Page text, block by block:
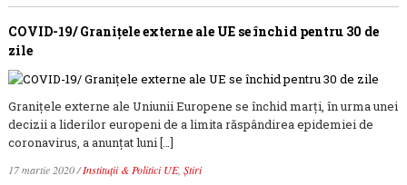
COVID-19/ Granițele externe ale UE se închid pentru 30 de
zile
Granițele externe ale Uniunii Europene se închid marți, în urma unei
decizii a liderilor europeni de a limita răspândirea epidemiei de
coronavirus, a anunțat luni […]
17 martie 2020/Instituții & Politici UE, Știri